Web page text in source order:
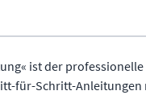
ist der
für-Schritt-Anleitungen